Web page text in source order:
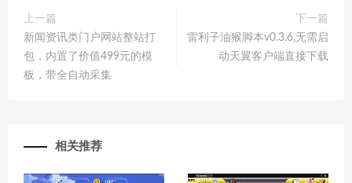
上一篇
新闻资讯类门户网站整站打
包，内置了价值499元的模
板，带全自动采集
下一篇
雷利子油猴脚本v0.3.6,无需启
动天翼客户端直接下载
相关推荐